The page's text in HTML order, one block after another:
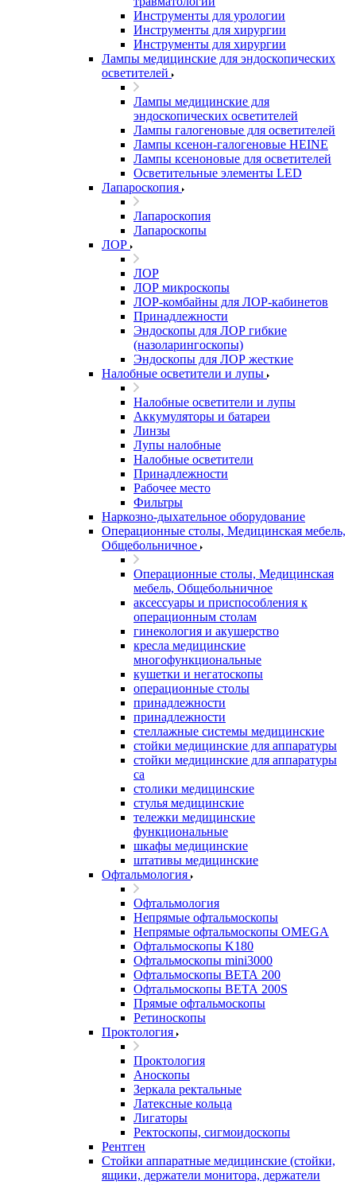
Инструменты для урологии
Инструменты для хирургии
Инструменты для хирургии
Лампы медицинские для эндоскопических
осветителей
Лампы медицинские для
эндоскопических осветителей
Лампы галогеновые для осветителей
Лампы ксенон-галогеновые HEINE
Лампы ксеноновые для осветителей
Осветительные элементы LED
Лапароскопия
Лапароскопия
Лапароскопы
ЛОР
ЛОР
ЛОР микроскопы
ЛОР-комбайны для ЛОР-кабинетов
Принадлежности
Эндоскопы для ЛОР гибкие
(назоларингоскопы)
Эндоскопы для ЛОР жесткие
Налобные осветители и лупы
Налобные осветители и лупы
Аккумуляторы и батареи
Линзы
Лупы налобные
Налобные осветители
Принадлежности
Рабочее место
Фильтры
Наркозно-дыхательное оборудование
Операционные столы, Медицинская мебель,
Общебольничное
Операционные столы, Медицинская
мебель, Общебольничное
аксессуары и приспособления к
операционным столам
гинекология и акушерство
кресла медицинские
многофункциональные
кушетки и негатоскопы
операционные столы
принадлежности
принадлежности
стеллажные системы медицинские
стойки медицинские для аппаратуры
стойки медицинские для аппаратуры
са
столики медицинские
стулья медицинские
тележки медицинские
функциональные
шкафы медицинские
штативы медицинские
Офтальмология
Офтальмология
Непрямые офтальмоскопы
Непрямые офтальмоскопы OMEGA
Офтальмоскопы K180
Офтальмоскопы mini3000
Офтальмоскопы ВЕТА 200
Офтальмоскопы ВЕТА 200S
Прямые офтальмоскопы
Ретиноскопы
Проктология
Проктология
Аноскопы
Зеркала ректальные
Латексные кольца
Лигаторы
Ректоскопы, сигмоидоскопы
Рентген
Стойки аппаратные медицинские (стойки,
ящики, держатели монитора, держатели